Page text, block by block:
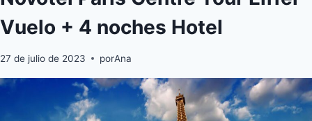
Vuelo + 4 noches Hotel
27 de julio de 2023 porAna